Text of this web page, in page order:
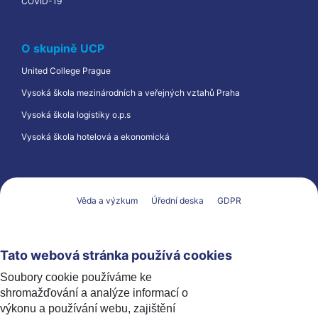
O skupině UCP
United College Prague
Vysoká škola mezinárodních a veřejných vztahů Praha
Vysoká škola logistiky o.p.s
Vysoká škola hotelová a ekonomická
Věda a výzkum Úřední deska GDPR
Tato webová stránka používá cookies
Soubory cookie používáme ke
shromažďování a analýze informací o
výkonu a používání webu, zajištění